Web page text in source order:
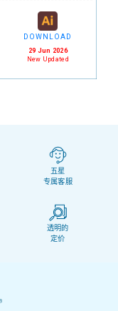
DOWNLOAD
29 Jun 2026
New Updated
五星
专属客服
透明的
定价